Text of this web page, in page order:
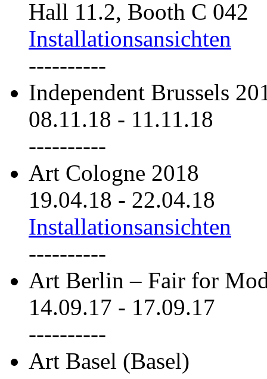
Hall 11.2, Booth C 042
Installationsansichten
----------
Independent Brussels
08.11.18 - 11.11.18
----------
Art Cologne 2018
19.04.18 - 22.04.18
Installationsansichten
----------
Art Berlin – Fair for
14.09.17 - 17.09.17
----------
Art Basel (Basel)